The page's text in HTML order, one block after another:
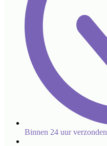
Binnen 24 uur verzonden